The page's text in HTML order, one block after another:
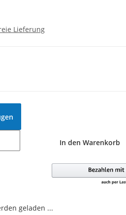
Lieferung
In den Warenkorb
geladen ...